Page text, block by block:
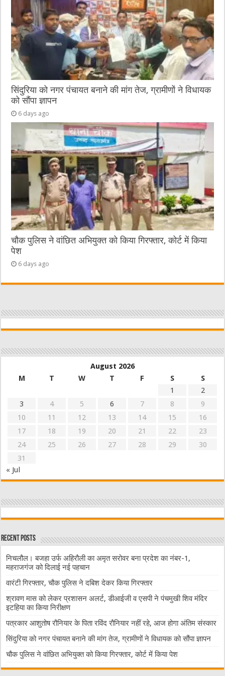
सिंदुरिया को नगर पंचायत बनाने की मांग तेज, ग्रामीणों ने विधायक
को सौंपा ज्ञापन
6 days ago
चौक पुलिस ने वांछित अभियुक्त को किया गिरफ्तार, कोर्ट में किया
पेश
6 days ago
August 2026
M
T W T F S
S
1
2
3
4 5 6 7 8
9
10
11 12 13 14 15
16
17
18 19 20 21 22
23
24
25 26 27 28 29
30
31
« Jul
Recent Posts
निचलौल। बजहा उर्फ अहिरौली का अमृत सरोवर बना प्रदेश का नंबर-1,
महराजगंज को दिलाई नई पहचान
वारंटी गिरफ्तार, चौक पुलिस ने दबिश देकर किया गिरफ्तार
श्रावण मास को लेकर प्रशासन अलर्ट, डीआईजी व एसपी ने पंचमुखी शिव मंदिर
इटहिया का किया निरीक्षण
पत्रकार आशुतोष रौनियार के पिता रविंद रौनियार नहीं रहे, आज होगा अंतिम संस्कार
सिंदुरिया को नगर पंचायत बनाने की मांग तेज, ग्रामीणों ने विधायक को सौंपा ज्ञापन
चौक पुलिस ने वांछित अभियुक्त को किया गिरफ्तार, कोर्ट में किया पेश